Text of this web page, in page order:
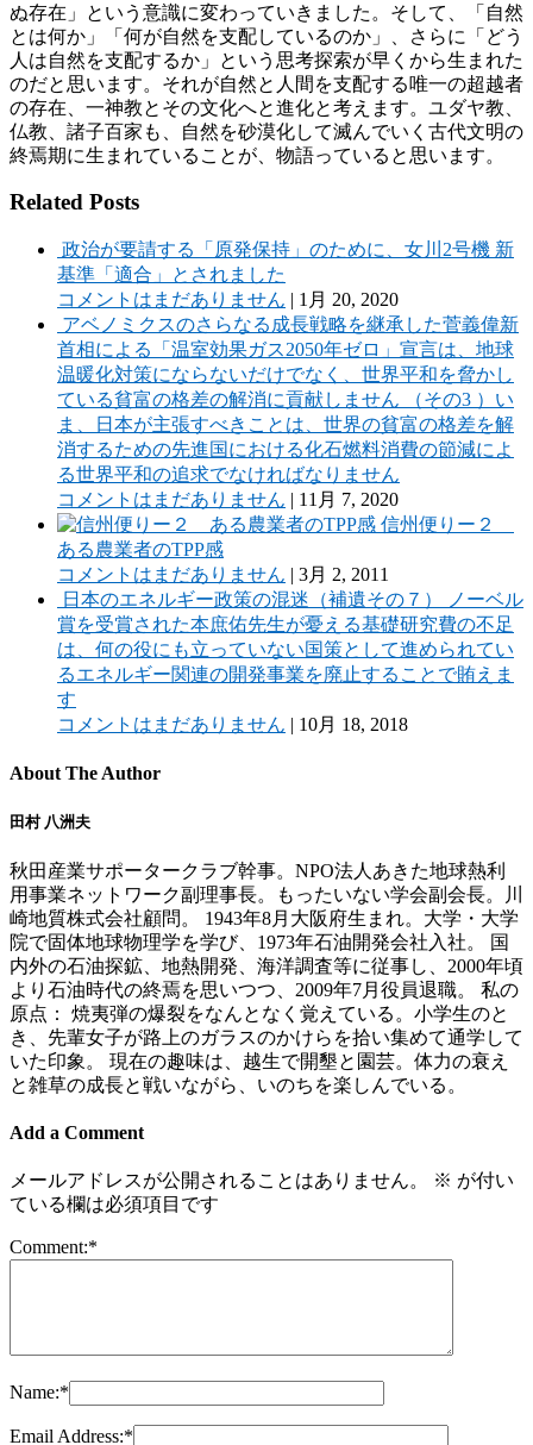
ぬ存在」という意識に変わっていきました。そして、「自然
とは何か」「何が自然を支配しているのか」、さらに「どう
人は自然を支配するか」という思考探索が早くから生まれた
のだと思います。それが自然と人間を支配する唯一の超越者
の存在、一神教とその文化へと進化と考えます。ユダヤ教、
仏教、諸子百家も、自然を砂漠化して滅んでいく古代文明の
終焉期に生まれていることが、物語っていると思います。
Related Posts
政治が要請する「原発保持」のために、女川2号機 新
基準「適合」とされました
コメントはまだありません | 1月 20, 2020
アベノミクスのさらなる成長戦略を継承した菅義偉新
首相による「温室効果ガス2050年ゼロ」宣言は、地球
温暖化対策にならないだけでなく、世界平和を脅かし
ている貧富の格差の解消に貢献しません （その3 ）い
ま、日本が主張すべきことは、世界の貧富の格差を解
消するための先進国における化石燃料消費の節減によ
る世界平和の追求でなければなりません
コメントはまだありません | 11月 7, 2020
信州便りー２
ある農業者のTPP感
コメントはまだありません | 3月 2, 2011
日本のエネルギー政策の混迷（補遺その７） ノーベル
賞を受賞された本庶佑先生が憂える基礎研究費の不足
は、何の役にも立っていない国策として進められてい
るエネルギー関連の開発事業を廃止することで賄えま
す
コメントはまだありません | 10月 18, 2018
About The Author
田村 八洲夫
秋田産業サポータークラブ幹事。NPO法人あきた地球熱利
用事業ネットワーク副理事長。もったいない学会副会長。川
崎地質株式会社顧問。 1943年8月大阪府生まれ。大学・大学
院で固体地球物理学を学び、1973年石油開発会社入社。 国
内外の石油探鉱、地熱開発、海洋調査等に従事し、2000年頃
より石油時代の終焉を思いつつ、2009年7月役員退職。 私の
原点： 焼夷弾の爆裂をなんとなく覚えている。小学生のと
き、先輩女子が路上のガラスのかけらを拾い集めて通学して
いた印象。 現在の趣味は、越生で開墾と園芸。体力の衰え
と雑草の成長と戦いながら、いのちを楽しんでいる。
Add a Comment
メールアドレスが公開されることはありません。 ※ が付い
ている欄は必須項目です
Comment:*
Name:*
Email Address:*